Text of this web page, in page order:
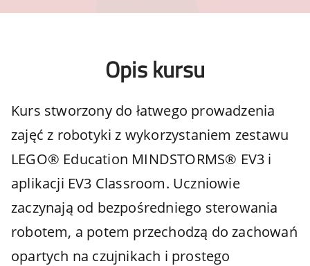
Opis kursu
Kurs stworzony do łatwego prowadzenia
zajęć z robotyki z wykorzystaniem zestawu
LEGO® Education MINDSTORMS® EV3 i
aplikacji EV3 Classroom. Uczniowie
zaczynają od bezpośredniego sterowania
robotem, a potem przechodzą do zachowań
opartych na czujnikach i prostego